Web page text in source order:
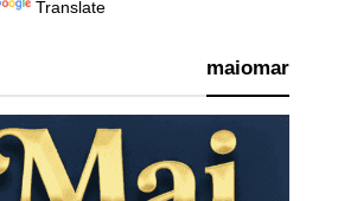
Translate
maiomar